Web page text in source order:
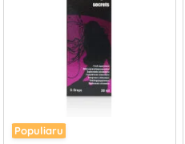
Populiaru